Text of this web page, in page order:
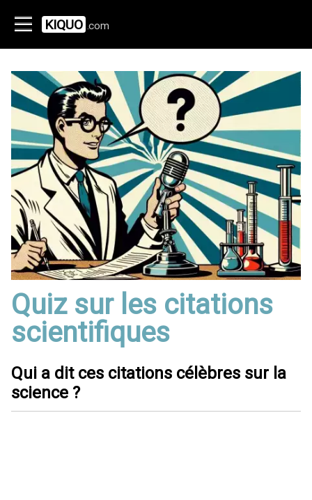
KIQUO .com
Quiz sur les citations
scientifiques
Qui a dit ces citations célèbres sur la
science ?